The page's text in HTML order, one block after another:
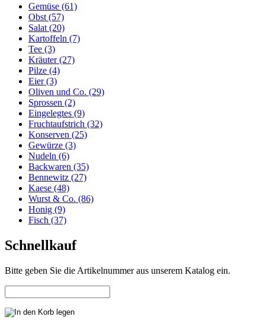
Gemüse (61)
Obst (57)
Salat (20)
Kartoffeln (7)
Tee (3)
Kräuter (27)
Pilze (4)
Eier (3)
Oliven und Co. (29)
Sprossen (2)
Eingelegtes (9)
Fruchtaufstrich (32)
Konserven (25)
Gewürze (3)
Nudeln (6)
Backwaren (35)
Bennewitz (27)
Kaese (48)
Wurst & Co. (86)
Honig (9)
Fisch (37)
Schnellkauf
Bitte geben Sie die Artikelnummer aus unserem Katalog ein.